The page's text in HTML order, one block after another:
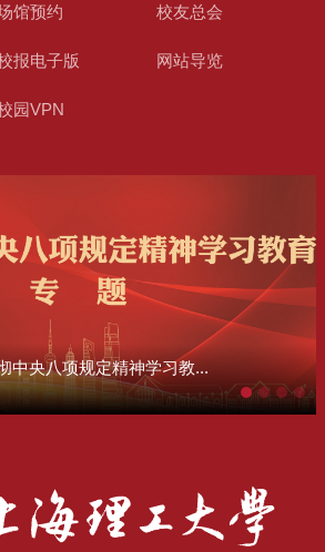
馆预约 校友总会
报电子版 网站导览
园VPN
中央八项规定精神学习教...